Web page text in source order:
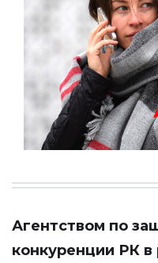
Агентством по
конкуренции РК в